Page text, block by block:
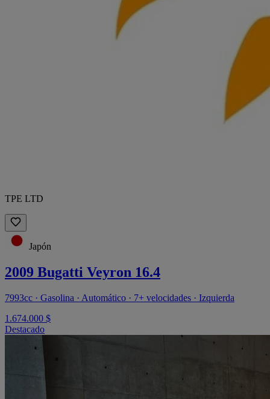
TPE LTD
Japón
2009 Bugatti Veyron 16.4
7993cc · Gasolina · Automático · 7+ velocidades · Izquierda
1.674.000 $
Destacado